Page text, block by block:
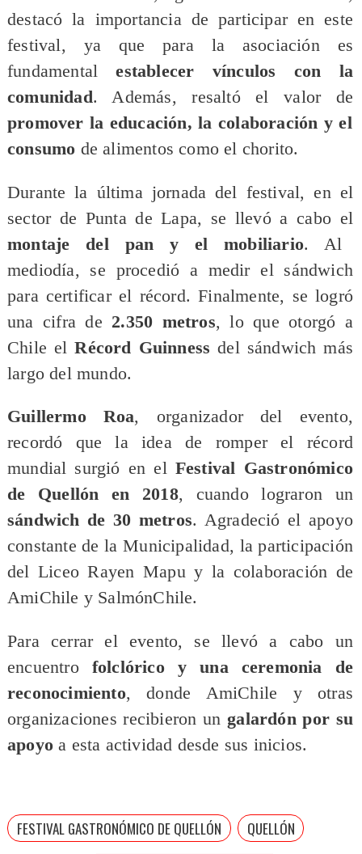
destacó la importancia de participar en este
festival, ya que para la asociación es
fundamentalestablecer vínculos con la
comunidad. Además, resaltó el valor de
promover la educación, la colaboración y el
consumo de alimentos como el chorito.
Durante la última jornada del festival, en el
sector de Punta de Lapa, se llevó a cabo el
montaje del pan y el mobiliario. Al
mediodía, se procedió a medir el sándwich
para certificar el récord. Finalmente, se logró
una cifra de 2.350 metros, lo que otorgó a
Chile elRécord Guinnessdel sándwich más
largo del mundo.
Guillermo Roa, organizador del evento,
recordó que la idea de romper el récord
mundial surgió en el Festival Gastronómico
de Quellón en 2018, cuando lograron un
sándwich de 30 metros. Agradeció el apoyo
constante de la Municipalidad, la participación
del Liceo Rayen Mapu y la colaboración de
AmiChile y SalmónChile.
Para cerrar el evento, se llevó a cabo un
encuentrofolclórico y una ceremonia de
reconocimiento, donde AmiChile y otras
organizaciones recibieron ungalardón por su
apoyoa esta actividad desde sus inicios.
FESTIVAL GASTRONÓMICO DE QUELLÓN QUELLÓN